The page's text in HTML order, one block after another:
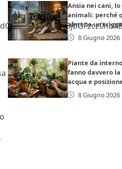
Ansia nei cani,
animali: perché
almeno un
8 Giugno 2026
Piante da
fanno davvero
acqua e
8 Giugno 2026